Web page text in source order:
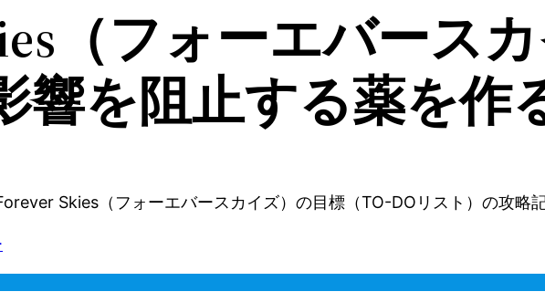
（フォーエバー
響を阻止する薬を作
Skies（フォーエバースカイズ）の目標（TO-DOリスト）の攻略